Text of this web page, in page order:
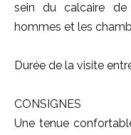
sein du calcaire
hommes et les
Durée de la visite
CONSIGNES
Une tenue